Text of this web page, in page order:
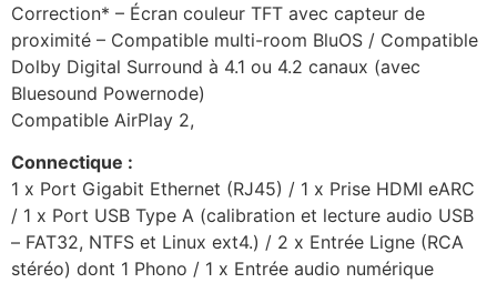
Correction* – Écran couleur TFT avec capteur de
proximité – Compatible multi-room BluOS / Compatible
Dolby Digital Surround à 4.1 ou 4.2 canaux (avec
Bluesound Powernode)
Compatible AirPlay 2,
Connectique :
1 x Port Gigabit Ethernet (RJ45) / 1 x Prise HDMI eARC
/ 1 x Port USB Type A (calibration et lecture audio USB
– FAT32, NTFS et Linux ext4.) / 2 x Entrée Ligne (RCA
stéréo) dont 1 Phono / 1 x Entrée audio numérique